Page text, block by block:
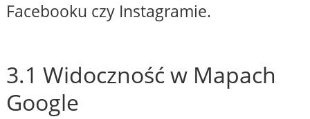
Facebooku czy Instagramie.
3.1 Widoczność w Mapach
Google